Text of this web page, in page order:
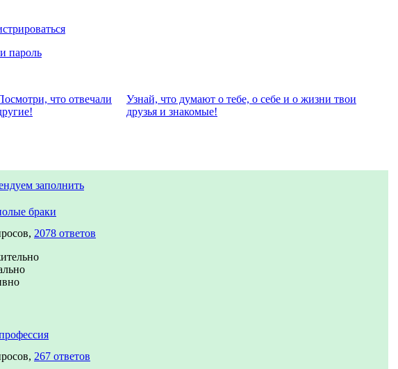
пароль
что отвeчали
Узнай, что думают о тебе, о себе и о жизни твои
друзья и знакомые!
заполнить
браки
2078 ответов
267 ответов